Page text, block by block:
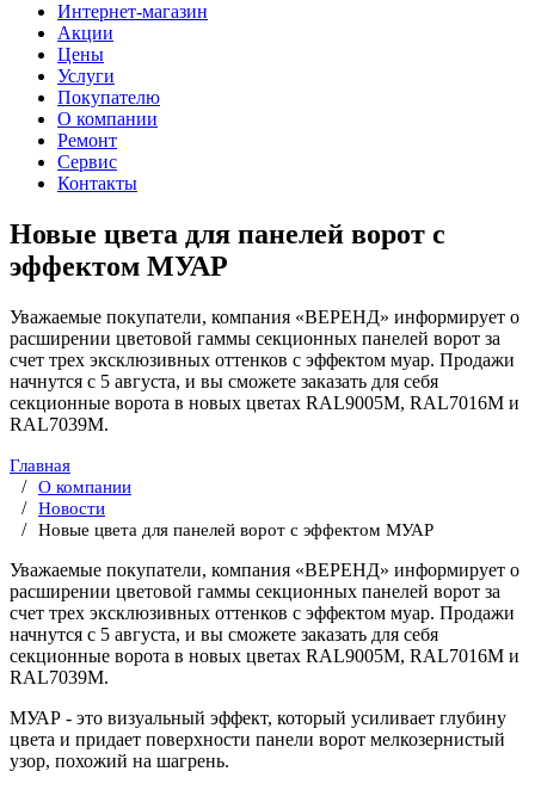
Интернет-магазин
Акции
Цены
Услуги
Покупателю
О компании
Ремонт
Сервис
Контакты
Новые цвета для панелей ворот с
эффектом МУАР
Уважаемые покупатели, компания «ВЕРЕНД» информирует о
расширении цветовой гаммы секционных панелей ворот за
счет трех эксклюзивных оттенков с эффектом муар. Продажи
начнутся с 5 августа, и вы сможете заказать для себя
секционные ворота в новых цветах RAL9005M, RAL7016M и
RAL7039M.
Главная
О компании
Новости
Новые цвета для панелей ворот с эффектом МУАР
Уважаемые покупатели, компания «ВЕРЕНД» информирует о
расширении цветовой гаммы секционных панелей ворот за
счет трех эксклюзивных оттенков с эффектом муар. Продажи
начнутся с 5 августа, и вы сможете заказать для себя
секционные ворота в новых цветах RAL9005M, RAL7016M и
RAL7039M.
МУАР - это визуальный эффект, который усиливает глубину
цвета и придает поверхности панели ворот мелкозернистый
узор, похожий на шагрень.